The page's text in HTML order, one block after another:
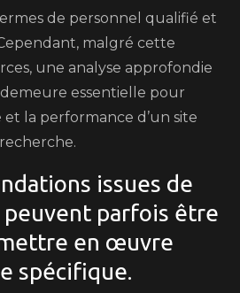
de personnel qualifié et
malgré cette
une analyse approfondie
essentielle pour
et la performance d’un site
issues de
peuvent parfois être
en œuvre
spécifique.